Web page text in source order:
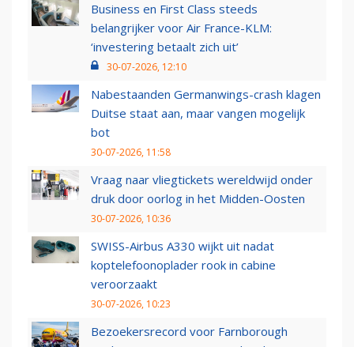
Business en First Class steeds
belangrijker voor Air France-KLM:
‘investering betaalt zich uit’
30-07-2026, 12:10
Nabestaanden Germanwings-crash klagen
Duitse staat aan, maar vangen mogelijk
bot
30-07-2026, 11:58
Vraag naar vliegtickets wereldwijd onder
druk door oorlog in het Midden-Oosten
30-07-2026, 10:36
SWISS-Airbus A330 wijkt uit nadat
koptelefoonoplader rook in cabine
veroorzaakt
30-07-2026, 10:23
Bezoekersrecord voor Farnborough